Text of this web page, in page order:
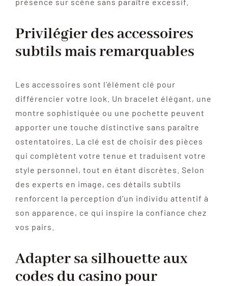
Privilégier des accessoires
subtils mais remarquables
Les accessoires sont l’élément clé pour
différencier votre look. Un bracelet élégant, une
montre sophistiquée ou une pochette peuvent
apporter une touche distinctive sans paraître
ostentatoires. La clé est de choisir des pièces
qui complètent votre tenue et traduisent votre
style personnel, tout en étant discrètes. Selon
des experts en image, ces détails subtils
renforcent la perception d’un individu attentif à
son apparence, ce qui inspire la confiance chez
vos pairs.
Adapter sa silhouette aux
codes du casino pour